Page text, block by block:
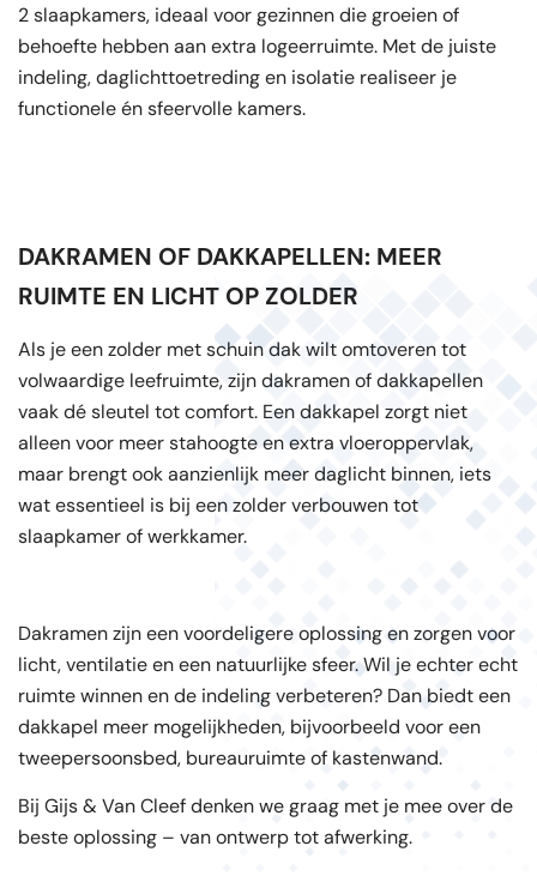
2 slaapkamers, ideaal voor gezinnen die groeien of
behoefte hebben aan extra logeerruimte. Met de juiste
indeling, daglichttoetreding en isolatie realiseer je
functionele én sfeervolle kamers.
DAKRAMEN OF DAKKAPELLEN: MEER
RUIMTE EN LICHT OP ZOLDER
Als je een zolder met schuin dak wilt omtoveren tot
volwaardige leefruimte, zijn dakramen of dakkapellen
vaak dé sleutel tot comfort. Een dakkapel zorgt niet
alleen voor meer stahoogte en extra vloeroppervlak,
maar brengt ook aanzienlijk meer daglicht binnen, iets
wat essentieel is bij een zolder verbouwen tot
slaapkamer of werkkamer.
Dakramen zijn een voordeligere oplossing en zorgen voor
licht, ventilatie en een natuurlijke sfeer. Wil je echter echt
ruimte winnen en de indeling verbeteren? Dan biedt een
dakkapel meer mogelijkheden, bijvoorbeeld voor een
tweepersoonsbed, bureauruimte of kastenwand.
Bij Gijs & Van Cleef denken we graag met je mee over de
beste oplossing – van ontwerp tot afwerking.